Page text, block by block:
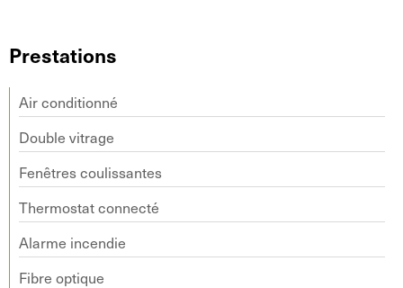
Prestations
Air conditionné
Double vitrage
Fenêtres coulissantes
Thermostat connecté
Alarme incendie
Fibre optique